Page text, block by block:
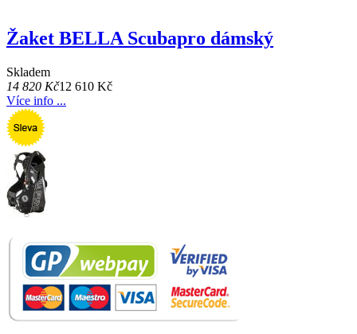
Žaket BELLA Scubapro dámský
Skladem
14 820 Kč12 610 Kč
Více info ...